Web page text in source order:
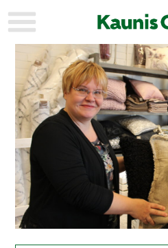
KAUPUNKI
STADEN
AJANKOHTAISTA
AKTUELLT
URHEILU
IDROTT
KULTTUURI
KULTUR
HISTORIA
HISTORIA
YLEINEN
ALLMÄN
MAINOSTAJILLE
FÖR